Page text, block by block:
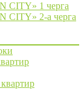
1 черга
2-а черга